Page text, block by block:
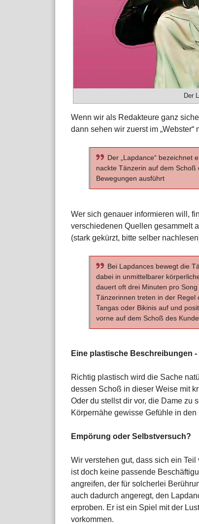
Der
Wenn wir als Redakteure ganz
dann sehen wir zuerst im
Der „Lapdance“ bezeichnet
nackte Tänzerin auf dem
Bewegungen ausführt
Wer sich genauer informieren will,
verschiedenen Quellen gesammelt
(stark gekürzt, bitte selber
Bei Lapdances bewegt die
dabei in unmittelbarer
dauert oft drei Minuten pro
Tänzerinnen treten in der Regel
Tangas oder Bikinis auf und
vorne auf dem Schoß des
Eine plastische Beschreibungen
Richtig plastisch wird die Sache
dessen Schoß in dieser Weise mit
Oder du stellst dir vor, die Dame zu
Körpernähe gewisse Gefühle in den
Empörung oder Selbstversuch?
Wir verstehen gut, dass sich ein
ist doch keine passende
angreifen, der für solcherlei
auch dadurch angeregt, den
erproben. Er ist ein Spiel mit der
vorkommen.